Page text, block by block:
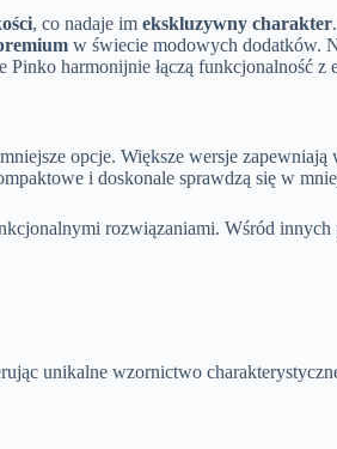
, co nadaje im ekskluzywny charakter
w świecie modowych dodatków.
harmonijnie łączą funkcjonalność z
opcje. Większe wersje
i doskonale sprawdzą się w
rozwiązaniami. Wśród
unikalne wzornictwo